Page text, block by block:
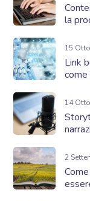
la
15
Link
14
2